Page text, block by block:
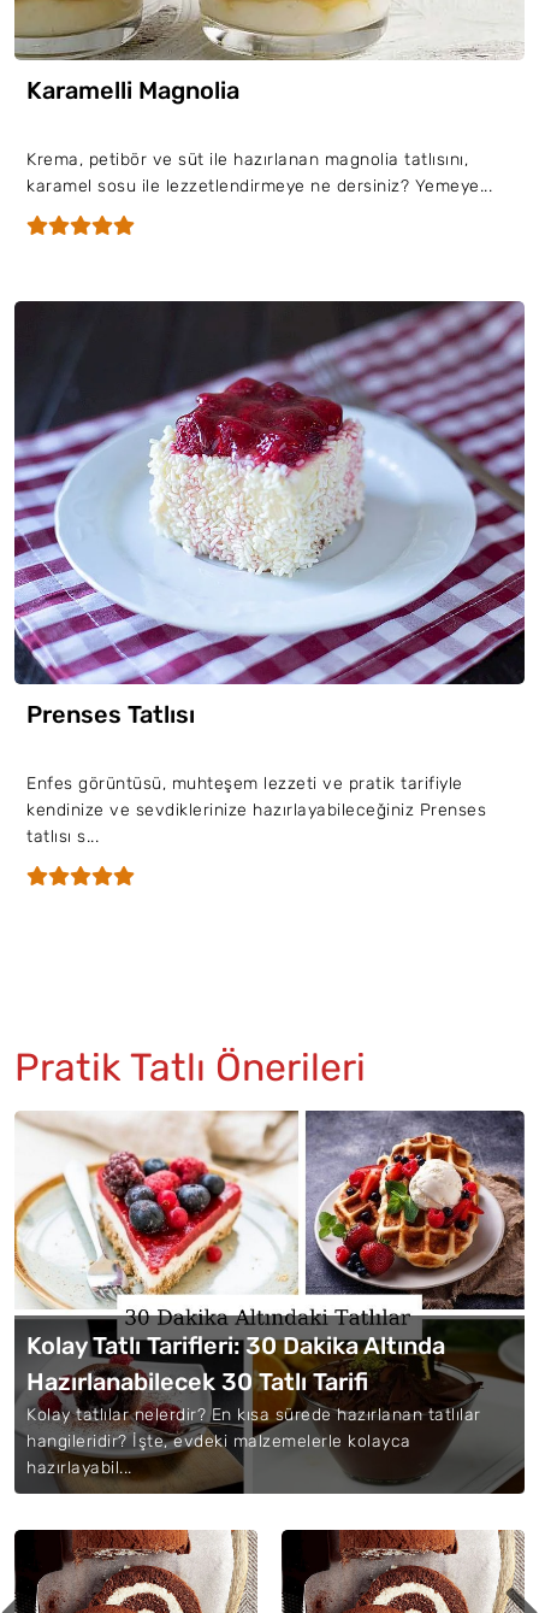
Karamelli Magnolia
Krema, petibör ve süt ile hazırlanan magnolia tatlısını,
karamel sosu ile lezzetlendirmeye ne dersiniz? Yemeye...
Prenses Tatlısı
Enfes görüntüsü, muhteşem lezzeti ve pratik tarifiyle
kendinize ve sevdiklerinize hazırlayabileceğiniz Prenses
tatlısı s...
Pratik Tatlı Önerileri
Kolay Tatlı Tarifleri: 30 Dakika Altında
Hazırlanabilecek 30 Tatlı Tarifi
Kolay tatlılar nelerdir? En kısa sürede hazırlanan tatlılar
hangileridir? İşte, evdeki malzemelerle kolayca
hazırlayabil...